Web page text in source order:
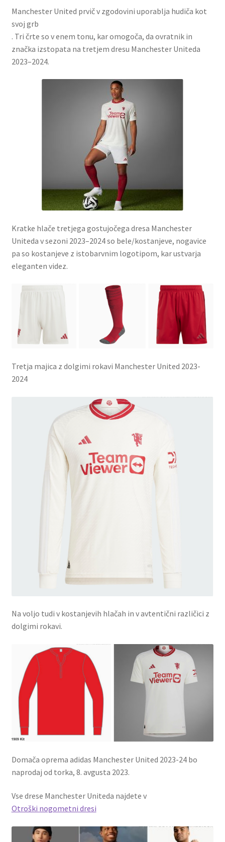
Manchester United prvič v zgodovini uporablja hudiča kot
svoj grb
. Tri črte so v enem tonu, kar omogoča, da ovratnik in
značka izstopata na tretjem dresu Manchester Uniteda
2023–2024.
Kratke hlače tretjega gostujočega dresa Manchester
Uniteda v sezoni 2023–2024 so bele/kostanjeve, nogavice
pa so kostanjeve z istobarvnim logotipom, kar ustvarja
eleganten videz.
Tretja majica z dolgimi rokavi Manchester United 2023-
2024
Na voljo tudi v kostanjevih hlačah in v avtentični različici z
dolgimi rokavi.
Domača oprema adidas Manchester United 2023-24 bo
naprodaj od torka, 8. avgusta 2023.
Vse drese Manchester Uniteda najdete v
Otroški nogometni dresi